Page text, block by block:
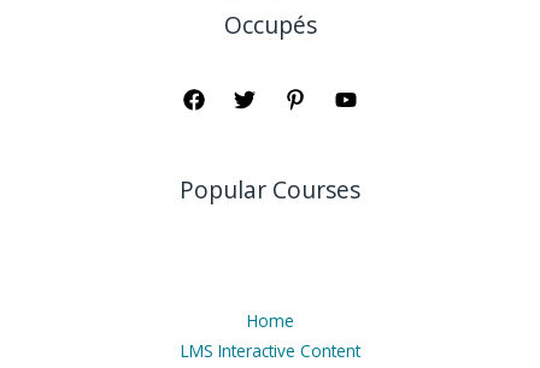
Occupés
Popular Courses
Home
LMS Interactive Content